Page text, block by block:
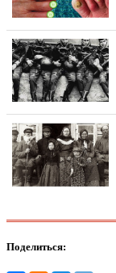
Поделиться: